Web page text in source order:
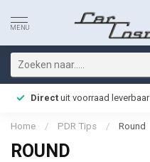
MENU
Direct uit voorraad leverbaar
Home / PDR Tips / Round
ROUND